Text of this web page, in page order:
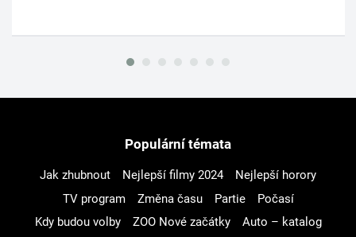
Populární témata
Jak zhubnout Nejlepší filmy 2024
Nejlepší horory
TV program
Změna času Partie
Počasí
Kdy budou volby
ZOO Nové začátky
Auto – katalog